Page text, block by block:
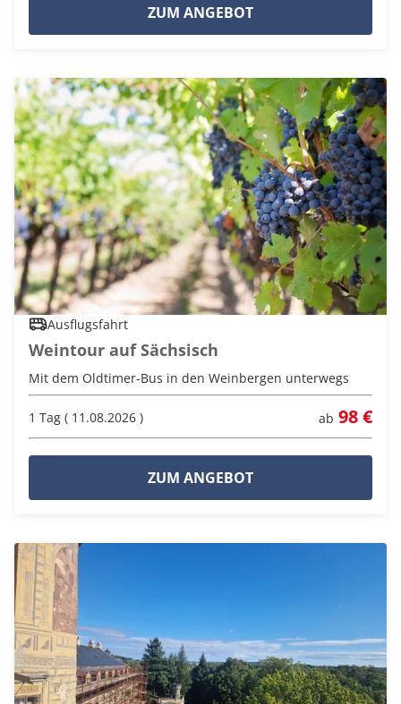
ZUM ANGEBOT
Ausflugsfahrt
Weintour auf Sächsisch
Mit dem Oldtimer-Bus in den Weinbergen unterwegs
1 Tag ( 11.08.2026 ) ab 98 €
ZUM ANGEBOT